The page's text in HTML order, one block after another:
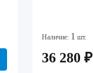
Наличие: 1 шт.
36 280 ₽